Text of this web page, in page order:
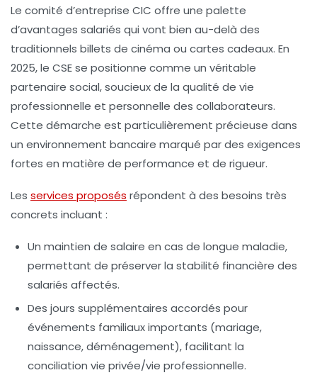
Le comité d’entreprise CIC offre une palette
d’avantages salariés qui vont bien au-delà des
traditionnels billets de cinéma ou cartes cadeaux. En
2025, le CSE se positionne comme un véritable
partenaire social, soucieux de la qualité de vie
professionnelle et personnelle des collaborateurs.
Cette démarche est particulièrement précieuse dans
un environnement bancaire marqué par des exigences
fortes en matière de performance et de rigueur.
Les services proposés répondent à des besoins très
concrets incluant :
Un maintien de salaire en cas de longue maladie,
permettant de préserver la stabilité financière des
salariés affectés.
Des jours supplémentaires accordés pour
événements familiaux importants (mariage,
naissance, déménagement), facilitant la
conciliation vie privée/vie professionnelle.